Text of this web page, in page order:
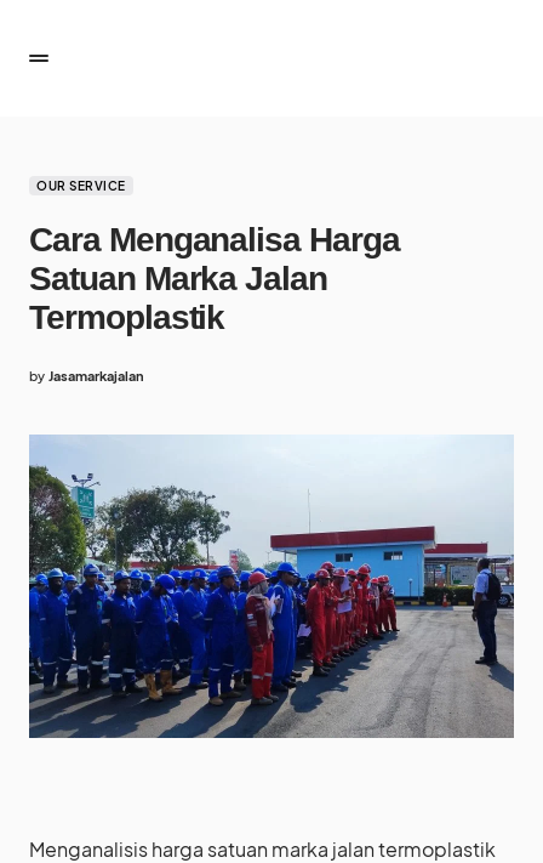
OUR SERVICE
Cara Menganalisa Harga
Satuan Marka Jalan
Termoplastik
by Jasamarkajalan
Menganalisis harga satuan marka jalan termoplastik